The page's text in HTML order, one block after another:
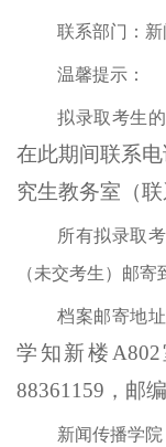
联系部门：
温馨提示：
拟录取考生
在此期间联系
究生教务室（联
所有拟录取
（未交考生）邮寄
档案邮寄地
学知新楼
88361159，邮
新闻传播学院